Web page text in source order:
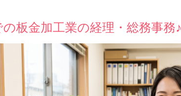
板金加工業の経理・総務事務♪